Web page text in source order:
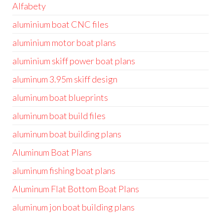
Alfabety
aluminium boat CNC files
aluminium motor boat plans
aluminium skiff power boat plans
aluminum 3.95m skiff design
aluminum boat blueprints
aluminum boat build files
aluminum boat building plans
Aluminum Boat Plans
aluminum fishing boat plans
Aluminum Flat Bottom Boat Plans
aluminum jon boat building plans